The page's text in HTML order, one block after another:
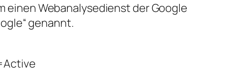
Webanalysedienst der Google
genannt.